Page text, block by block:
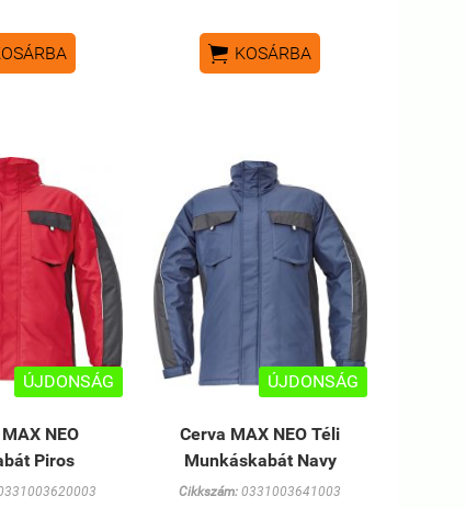
 KOSÁRBA
ÚJDONSÁG
NEO
Piros
ÚJDONSÁG
Cerva MAX NEO Téli
Munkáskabát Navy
Cikkszám: 0331003641003